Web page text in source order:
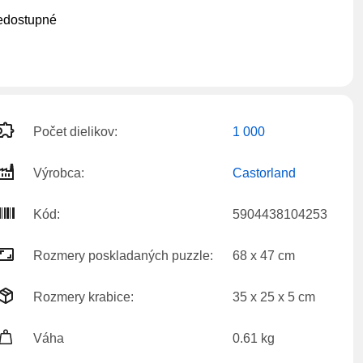
Počet dielikov: 1 000
Výrobca: Castorland
Kód: 5904438104253
Rozmery poskladaných puzzle: 68 x 47 cm
Rozmery krabice: 35 x 25 x 5 cm
Váha 0.61 kg